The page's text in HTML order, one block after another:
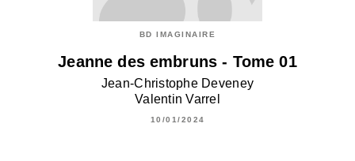
BD IMAGINAIRE
Jeanne des embruns - Tome 01
Jean-Christophe Deveney
Valentin Varrel
10/01/2024